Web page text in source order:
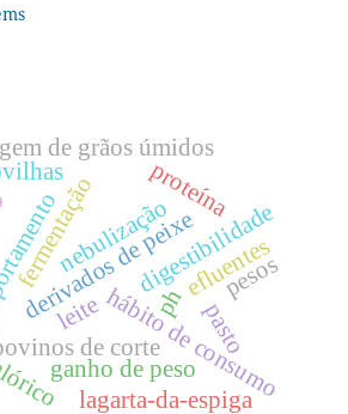
derivados de peixe
hábito de consumo
nebulizaçãodigestibilidade
fermentação
ph
proteína
lagarta-da-espiga
de grãos úmidos
efluentes
de corte
pesos
ganho de peso
pasto
leite